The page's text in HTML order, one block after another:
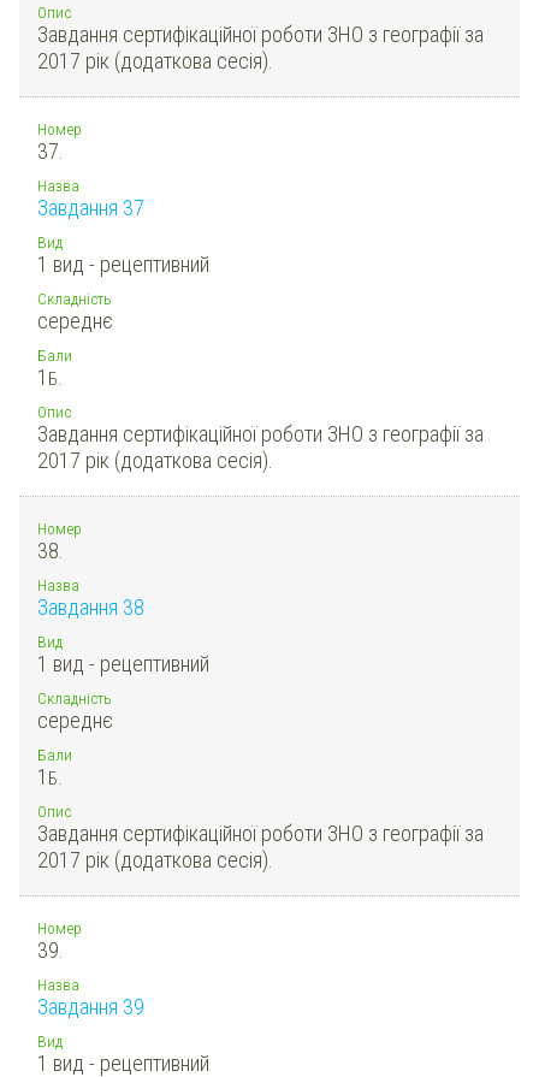
Опис
Завдання сертифікаційної роботи ЗНО з географії за
2017 рік (додаткова сесія).
Номер
37.
Назва
Завдання 37
Вид
1 вид - рецептивний
Складність
середнє
Бали
1 Б.
Опис
Завдання сертифікаційної роботи ЗНО з географії за
2017 рік (додаткова сесія).
Номер
38.
Назва
Завдання 38
Вид
1 вид - рецептивний
Складність
середнє
Бали
1 Б.
Опис
Завдання сертифікаційної роботи ЗНО з географії за
2017 рік (додаткова сесія).
Номер
39.
Назва
Завдання 39
Вид
1 вид - рецептивний